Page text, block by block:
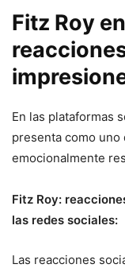
Fitz Roy
En las plataformas
presenta como
emocionalmente
Fitz Roy:
las redes sociales:
Las reacciones